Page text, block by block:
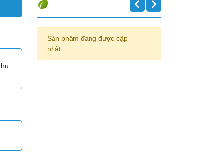
Sản phẩm đang được cập
nhật.